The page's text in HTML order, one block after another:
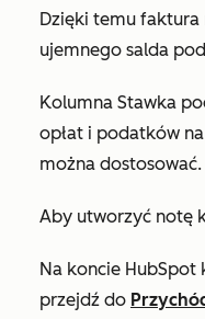
Dzięki temu faktura
ujemnego salda
Kolumna Stawka
opłat i podatków
można dostosować.
Aby utworzyć notę
Na koncie HubSpot
przejdź do